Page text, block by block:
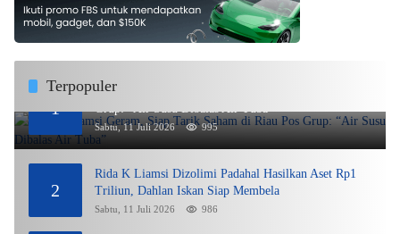
Terpopuler
1
Rida K Liamsi Geram, Siap Tarik Saham di Riau Pos
Grup: “Air Susu Dibalas Air Tuba”
Sabtu, 11 Juli 2026 995
2
Rida K Liamsi Dizolimi Padahal Hasilkan Aset Rp1
Triliun, Dahlan Iskan Siap Membela
Sabtu, 11 Juli 2026 986